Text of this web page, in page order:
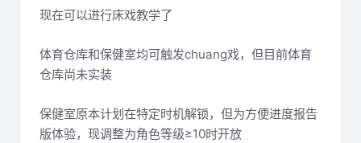
现在可以进行床戏教学了
体育仓库和保健室均可触发chuang戏，但目前体育
仓库尚未实装
保健室原本计划在特定时机解锁，但为方便进度报告
版体验，现调整为角色等级≥10时开放